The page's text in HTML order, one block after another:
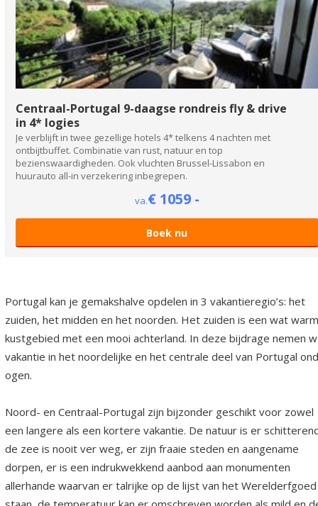
Centraal-Portugal 9-daagse rondreis fly & drive
in 4* logies
Je verblijft in twee gezellige hotels 4* telkens 4 nachten met
ontbijtbuffet. Combinatie van rust, natuur en top
bezienswaardigheden. Ook vluchten Brussel-Lissabon en
huurauto all-in verzekering inbegrepen.
va.€ 1059 -
Boek nu
Portugal kan je gemakshalve opdelen in 3 vakantieregio’s: het
zuiden, het midden en het noorden. Het zuiden is een wat
kustgebied met een mooi achterland. In deze bijdrage nemen
vakantie in het noordelijke en het centrale deel van Portugal
ogen.
Noord- en Centraal-Portugal zijn bijzonder geschikt voor zowel
een langere als een kortere vakantie. De natuur is er
de zee is nooit ver weg, er zijn fraaie steden en aangename
dorpen, er is een indrukwekkend aanbod aan monumenten
allerhande waarvan er talrijke op de lijst van het Werelderfgoed